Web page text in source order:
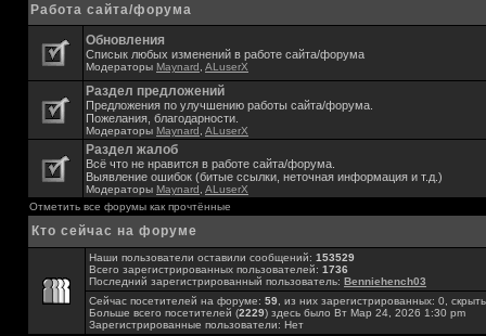
Работа сайта/форума
Обновления
Списык любых изменений в работе сайта/форума
Модераторы Maynard ALuserX
Раздел предложений
Предложения по улучшению работы сайта/форума.
Пожелания, благодарности.
Модераторы Maynard ALuserX
Раздел жалоб
Всё что не нравится в работе сайта/форума.
Выявление ошибок (битые ссылки, неточная информация и т.д.)
Модераторы Maynard ALuserX
Отметить все форумы как прочтённые
Кто сейчас на форуме
Наши пользователи оставили сообщений: 153529
Всего зарегистрированных пользователей: 1736
Последний зарегистрированный пользователь: Benniehench03
Сейчас посетителей на форуме: 59 , из них зарегистрированных: 0,
Больше всего посетителей (2229) здесь было Вт Мар 24, 2026 1:30 pm
Зарегистрированные пользователи: Нет